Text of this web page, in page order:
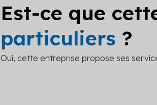
Est-ce que
particuliers ?
Oui, cette entreprise propose ses